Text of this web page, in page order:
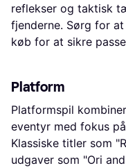
reflekser og taktisk
fjenderne. Sørg for
køb for at sikre
Platform
Platformspil
eventyr med fokus
Klassiske titler som
udgaver som "Ori